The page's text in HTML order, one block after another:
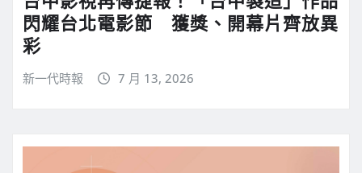
閃耀台北電影節 獲獎、開幕片齊放異
彩
新一代時報 7 月 13, 2026